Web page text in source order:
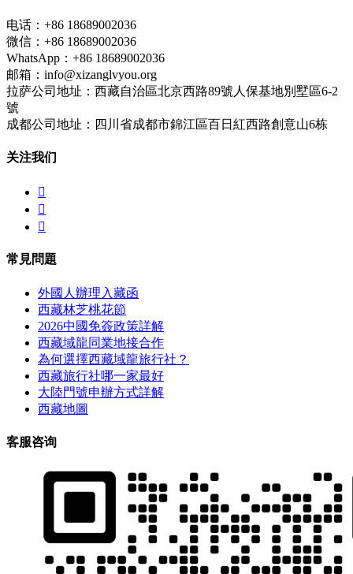
电话：+86 18689002036
微信：+86 18689002036
WhatsApp：+86 18689002036
邮箱：info@xizanglvyou.org
拉萨公司地址：西藏自治區北京西路89號人保基地別墅區6-2
號
成都公司地址：四川省成都市錦江區百日紅西路創意山6栋
关注我们



常見問題
外國人辦理入藏函
西藏林芝桃花節
2026中國免簽政策詳解
西藏域龍同業地接合作
為何選擇西藏域龍旅行社？
西藏旅行社哪一家最好
大陸門號申辦方式詳解
西藏地圖
客服咨询